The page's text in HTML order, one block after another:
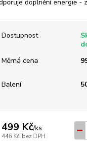
doplnění energie -
Dostupnost
Měrná cena
Balení
499 Kč/ks
446 Kč bez DPH